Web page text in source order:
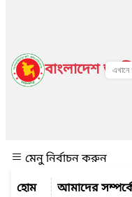
বাংলাদেশ
মেনু নির্বাচন করুন
আমাদের